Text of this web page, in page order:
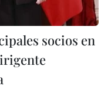
socios en